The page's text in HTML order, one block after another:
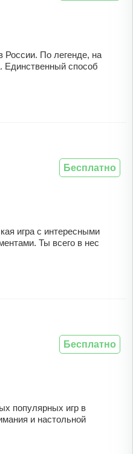
России. По легенде, на
Единственный способ
игра с интересными
Ты всего в нес
Бесплатно
популярных игр в
и настольной
Бесплатно